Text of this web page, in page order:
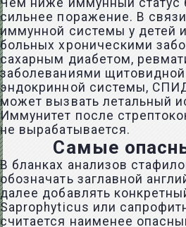
Чем ниже иммунный статус
сильнее поражение. В
иммунной системы у детей
больных хроническими
сахарным диабетом,
заболеваниями
эндокринной системы,
может вызвать летальный
Иммунитет после
не вырабатывается.
Самые
В бланках анализов
обозначать заглавной
далее добавлять
Saprophyticus или
считается наименее